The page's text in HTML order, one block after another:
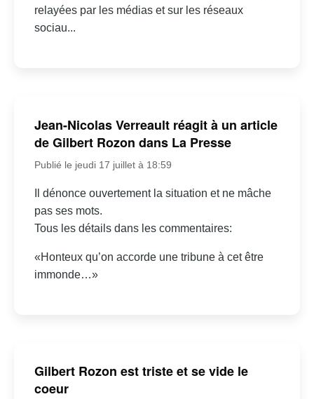
relayées par les médias et sur les réseaux
sociau...
Jean-Nicolas Verreault réagit à un article
de Gilbert Rozon dans La Presse
Publié le jeudi 17 juillet à 18:59
Il dénonce ouvertement la situation et ne mâche
pas ses mots.
Tous les détails dans les commentaires:
«Honteux qu’on accorde une tribune à cet être
immonde…»
Gilbert Rozon est triste et se vide le
coeur